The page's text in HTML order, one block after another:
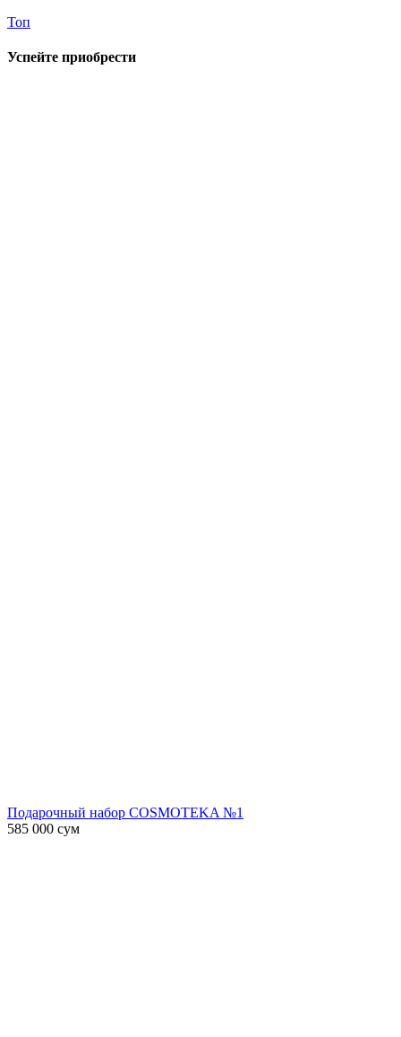
Топ
Успейте приобрести
Подарочный набор COSMOTEKA №1
585 000 сум